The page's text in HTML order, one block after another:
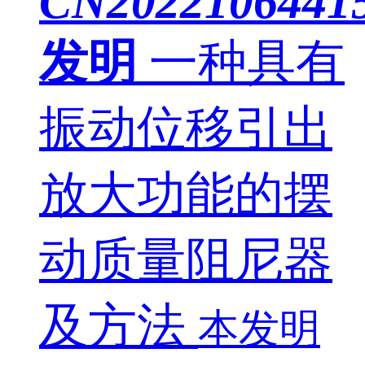
发明 一种具有
振动位移引出
放大功能的摆
动质量阻尼器
及方法 本发明